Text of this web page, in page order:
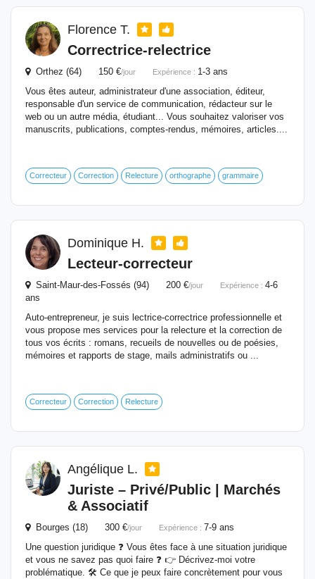
Florence T.
Correctrice-relectrice
Orthez (64) 150 €/jour Expérience : 1-3 ans
Vous êtes auteur, administrateur d'une association, éditeur,
responsable d'un service de communication, rédacteur sur le
web ou un autre média, étudiant... Vous souhaitez valoriser vos
manuscrits, publications, comptes-rendus, mémoires, articles....
Correcteur Correction Relecture orthographe grammaire
Dominique H.
Lecteur-correcteur
Saint-Maur-des-Fossés (94) 200 €/jour Expérience : 4-6
ans
Auto-entrepreneur, je suis lectrice-correctrice professionnelle et
vous propose mes services pour la relecture et la correction de
tous vos écrits : romans, recueils de nouvelles ou de poésies,
mémoires et rapports de stage, mails administratifs ou ...
Correcteur Correction Relecture
Angélique L.
Juriste – Privé/Public | Marchés
& Associatif
Bourges (18) 300 €/jour Expérience : 7-9 ans
Une question juridique ❓ Vous êtes face à une situation juridique
et vous ne savez pas quoi faire ❓ 👉 Décrivez-moi votre
problématique. 🛠️ Ce que je peux faire concrètement pour vous